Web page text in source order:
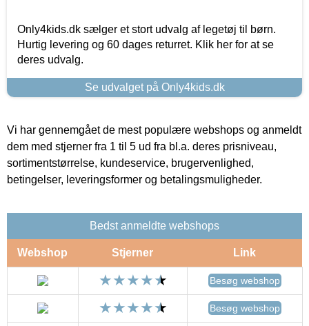
Only4kids.dk sælger et stort udvalg af legetøj til børn.
Hurtig levering og 60 dages returret. Klik her for at se
deres udvalg.
Se udvalget på Only4kids.dk
Vi har gennemgået de mest populære webshops og anmeldt
dem med stjerner fra 1 til 5 ud fra bl.a. deres prisniveau,
sortimentstørrelse, kundeservice, brugervenlighed,
betingelser, leveringsformer og betalingsmuligheder.
Bedst anmeldte webshops
Webshop Stjerner Link
Besøg webshop
Besøg webshop